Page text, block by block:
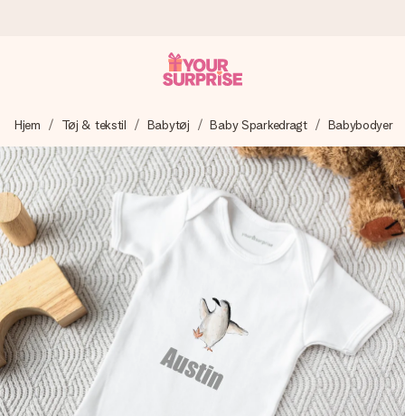
Vi laver din gave med omhu og sender den lynhurtigt – så
du kan give den på det helt rette tidspunkt, når den
betyder allermest.
4,7 (baseret på +15.000 anmeldelser)
Vores gaver inspirerer. Kunderne giver os 4,7 på Google
Reviews.
Gratis kort med hilsen
Lav noget særligt i blot få trin – med hendes navn, et
billede af dig eller en besked, der går lige i hendes hjerte.
Hjem Tøj & tekstil Babytøj Baby Sparkedragt Babybodyer